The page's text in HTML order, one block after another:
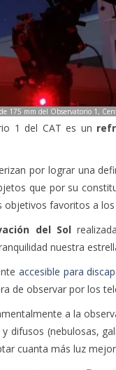
175 mm del Observatorio 1,
1 del CAT es un
por lograr una
que por su
objetivos favoritos a
del Sol
nuestra
accesible para
de observar por los
a la
difusos (nebulosas,
cuanta más luz